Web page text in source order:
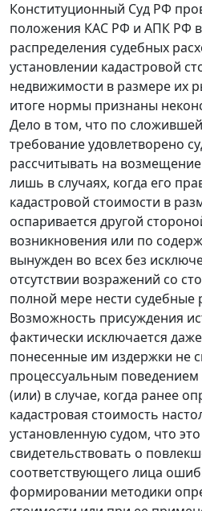
Конституционный Суд РФ
положения КАС РФ и АПК РФ в
распределения судебных
установлении кадастровой
недвижимости в размере их
итоге нормы признаны
Дело в том, что по
требование удовлетворено
рассчитывать на
лишь в случаях, когда его
кадастровой стоимости в
оспаривается другой
возникновения или по
вынужден во всех без
отсутствии возражений со
полной мере нести судебные
Возможность присуждения
фактически исключается
понесенные им издержки не
процессуальным поведением
(или) в случае, когда ранее
кадастровая стоимость
установленную судом, что
свидетельствовать о
соответствующего лица
формировании методики